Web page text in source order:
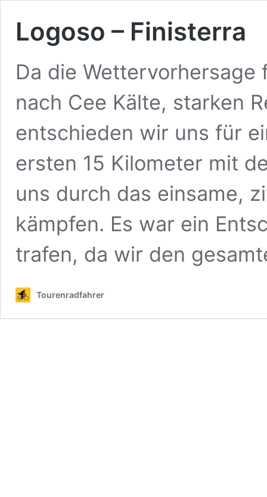
Logoso – Finisterra
Da die Wettervorhersage
nach Cee Kälte, starken
entschieden wir uns für
ersten 15 Kilometer mit
uns durch das einsame,
kämpfen. Es war ein
trafen, da wir den
Tourenradfahrer